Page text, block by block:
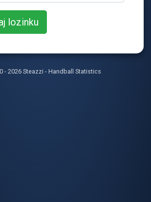
- 2026 Steazzi - Handball Statistics